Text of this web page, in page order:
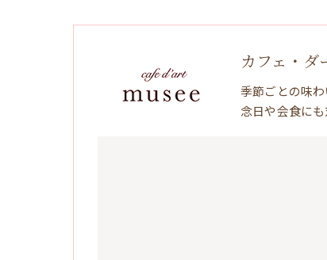
カフェ・ダ
季節ごとの味
念日や会食に